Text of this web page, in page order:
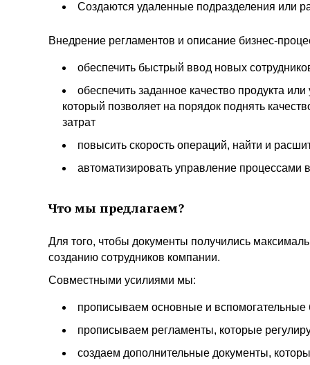
Создаются удаленные подразделения или
Внедрение регламентов и описание бизнес-
обеспечить быстрый ввод новых
обеспечить заданное качество продукта
который позволяет на порядок поднять
затрат
повысить скорость операций, найти и
автоматизировать управление процессами
Что мы предлагаем?
Для того, чтобы документы получились
созданию сотрудников компании.
Совместными усилиями мы:
прописываем основные и вспомогательные
прописываем регламенты, которые
создаем дополнительные документы,